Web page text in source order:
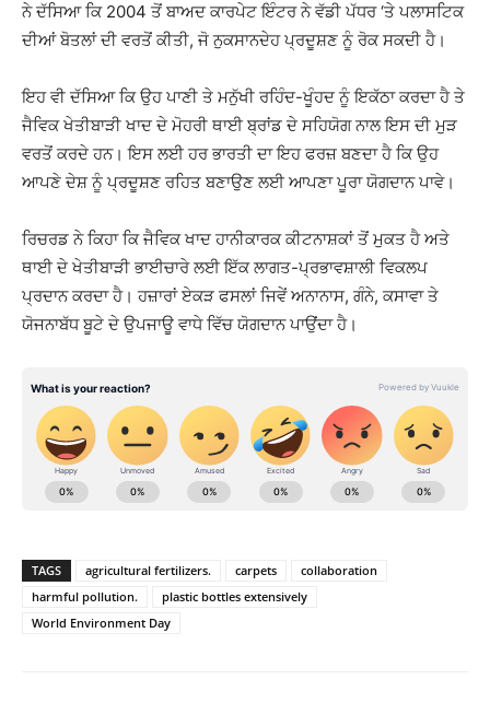
ਨੇ ਦੱਸਿਆ ਕਿ 2004 ਤੋਂ ਬਾਅਦ ਕਾਰਪੇਟ ਇੰਟਰ ਨੇ ਵੱਡੀ ਪੱਧਰ ‘ਤੇ ਪਲਾਸਟਿਕ
ਦੀਆਂ ਬੋਤਲਾਂ ਦੀ ਵਰਤੋਂ ਕੀਤੀ, ਜੋ ਨੁਕਸਾਨਦੇਹ ਪ੍ਰਦੂਸ਼ਣ ਨੂੰ ਰੋਕ ਸਕਦੀ ਹੈ।
ਇਹ ਵੀ ਦੱਸਿਆ ਕਿ ਉਹ ਪਾਣੀ ਤੇ ਮਨੁੱਖੀ ਰਹਿੰਦ-ਖੂੰਹਦ ਨੂੰ ਇਕੱਠਾ ਕਰਦਾ ਹੈ ਤੇ
ਜੈਵਿਕ ਖੇਤੀਬਾੜੀ ਖਾਦ ਦੇ ਮੋਹਰੀ ਥਾਈ ਬ੍ਰਾਂਡ ਦੇ ਸਹਿਯੋਗ ਨਾਲ ਇਸ ਦੀ ਮੁੜ
ਵਰਤੋਂ ਕਰਦੇ ਹਨ। ਇਸ ਲਈ ਹਰ ਭਾਰਤੀ ਦਾ ਇਹ ਫਰਜ਼ ਬਣਦਾ ਹੈ ਕਿ ਉਹ
ਆਪਣੇ ਦੇਸ਼ ਨੂੰ ਪ੍ਰਦੂਸ਼ਣ ਰਹਿਤ ਬਣਾਉਣ ਲਈ ਆਪਣਾ ਪੂਰਾ ਯੋਗਦਾਨ ਪਾਵੇ।
ਰਿਚਰਡ ਨੇ ਕਿਹਾ ਕਿ ਜੈਵਿਕ ਖਾਦ ਹਾਨੀਕਾਰਕ ਕੀਟਨਾਸ਼ਕਾਂ ਤੋਂ ਮੁਕਤ ਹੈ ਅਤੇ
ਥਾਈ ਦੇ ਖੇਤੀਬਾੜੀ ਭਾਈਚਾਰੇ ਲਈ ਇੱਕ ਲਾਗਤ-ਪ੍ਰਭਾਵਸ਼ਾਲੀ ਵਿਕਲਪ
ਪ੍ਰਦਾਨ ਕਰਦਾ ਹੈ। ਹਜ਼ਾਰਾਂ ਏਕੜ ਫਸਲਾਂ ਜਿਵੇਂ ਅਨਾਨਾਸ, ਗੰਨੇ, ਕਸਾਵਾ ਤੇ
ਯੋਜਨਾਬੱਧ ਬੂਟੇ ਦੇ ਉਪਜਾਊ ਵਾਧੇ ਵਿੱਚ ਯੋਗਦਾਨ ਪਾਉਂਦਾ ਹੈ।
TAGS agricultural fertilizers. carpets
collaboration
harmful pollution.
plastic bottles extensively
World Environment Day